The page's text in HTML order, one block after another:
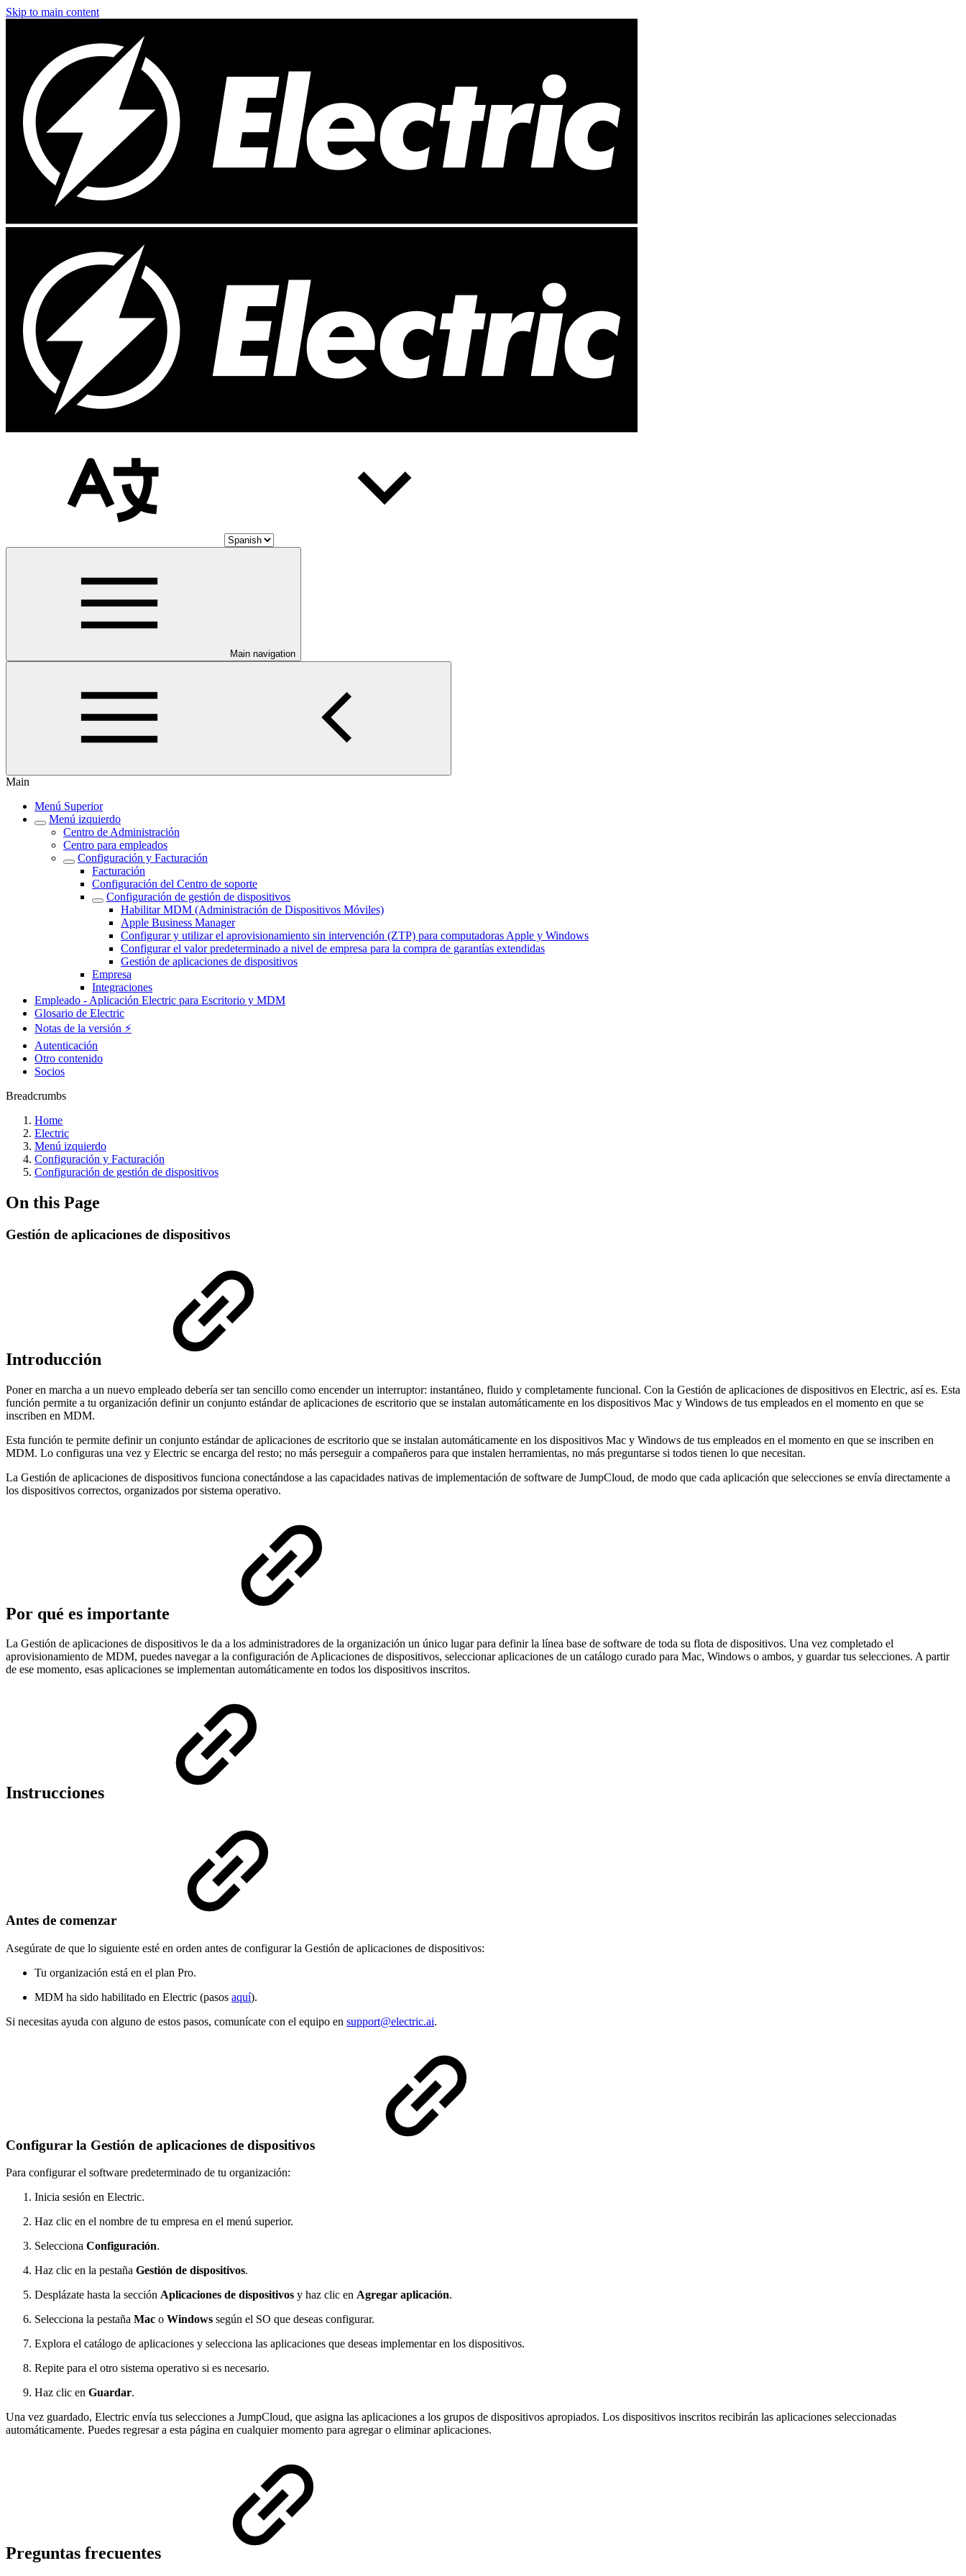
Skip to main content
Main navigation
Main
Menú Superior
Menú izquierdo
Centro de Administración
Centro para empleados
Configuración y Facturación
Facturación
Configuración del Centro de soporte
Configuración de gestión de dispositivos
Habilitar MDM (Administración de Dispositivos Móviles)
Apple Business Manager
Configurar y utilizar el aprovisionamiento sin intervención (ZTP) para computadoras Apple y Windows
Configurar el valor predeterminado a nivel de empresa para la compra de garantías extendidas
Gestión de aplicaciones de dispositivos
Empresa
Integraciones
Empleado - Aplicación Electric para Escritorio y MDM
Glosario de Electric
Notas de la versión ⚡️
Autenticación
Otro contenido
Socios
Breadcrumbs
Home
Electric
Menú izquierdo
Configuración y Facturación
Configuración de gestión de dispositivos
On this Page
Gestión de aplicaciones de dispositivos
Introducción
Poner en marcha a un nuevo empleado debería ser tan sencillo como encender un interruptor: instantáneo, fluido y completamente funcional. Con la Gestión de aplicaciones de dispositivos en Electric, así es. Esta
función permite a tu organización definir un conjunto estándar de aplicaciones de escritorio que se instalan automáticamente en los dispositivos Mac y Windows de tus empleados en el momento en que se
inscriben en MDM.
Esta función te permite definir un conjunto estándar de aplicaciones de escritorio que se instalan automáticamente en los dispositivos Mac y Windows de tus empleados en el momento en que se inscriben en
MDM. Lo configuras una vez y Electric se encarga del resto; no más perseguir a compañeros para que instalen herramientas, no más preguntarse si todos tienen lo que necesitan.
La Gestión de aplicaciones de dispositivos funciona conectándose a las capacidades nativas de implementación de software de JumpCloud, de modo que cada aplicación que selecciones se envía directamente a
los dispositivos correctos, organizados por sistema operativo.
Por qué es importante
La Gestión de aplicaciones de dispositivos le da a los administradores de la organización un único lugar para definir la línea base de software de toda su flota de dispositivos. Una vez completado el
aprovisionamiento de MDM, puedes navegar a la configuración de Aplicaciones de dispositivos, seleccionar aplicaciones de un catálogo curado para Mac, Windows o ambos, y guardar tus selecciones. A partir
de ese momento, esas aplicaciones se implementan automáticamente en todos los dispositivos inscritos.
Instrucciones
Antes de comenzar
Asegúrate de que lo siguiente esté en orden antes de configurar la Gestión de aplicaciones de dispositivos:
Tu organización está en el plan Pro.
MDM ha sido habilitado en Electric (pasos aquí).
Si necesitas ayuda con alguno de estos pasos, comunícate con el equipo en support@electric.ai.
Configurar la Gestión de aplicaciones de dispositivos
Para configurar el software predeterminado de tu organización:
Inicia sesión en Electric.
Haz clic en el nombre de tu empresa en el menú superior.
Selecciona Configuración.
Haz clic en la pestaña Gestión de dispositivos.
Desplázate hasta la sección Aplicaciones de dispositivos y haz clic en Agregar aplicación.
Selecciona la pestaña Mac o Windows según el SO que deseas configurar.
Explora el catálogo de aplicaciones y selecciona las aplicaciones que deseas implementar en los dispositivos.
Repite para el otro sistema operativo si es necesario.
Haz clic en Guardar.
Una vez guardado, Electric envía tus selecciones a JumpCloud, que asigna las aplicaciones a los grupos de dispositivos apropiados. Los dispositivos inscritos recibirán las aplicaciones seleccionadas
automáticamente. Puedes regresar a esta página en cualquier momento para agregar o eliminar aplicaciones.
Preguntas frecuentes